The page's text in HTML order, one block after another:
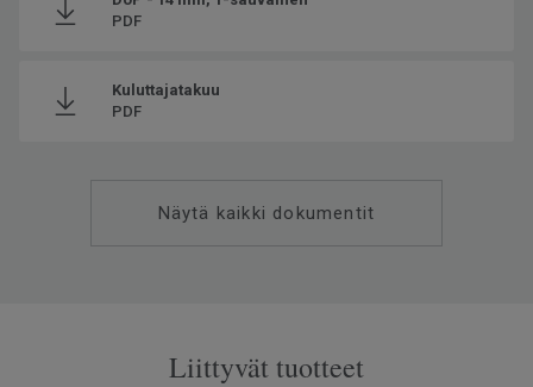
PDF
Kuluttajatakuu
PDF
Näytä kaikki dokumentit
Liittyvät tuotteet